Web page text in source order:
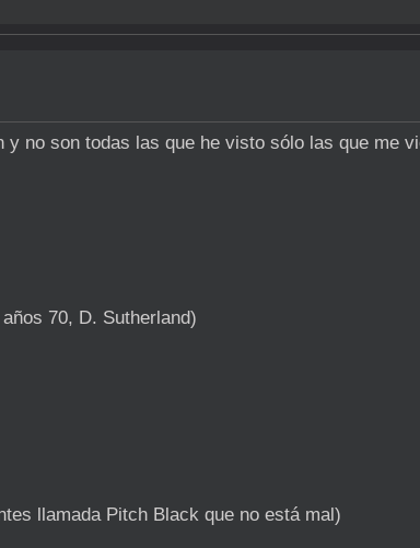
no son todas las que he visto sólo las que me
70, D. Sutherland)
llamada Pitch Black que no está mal)